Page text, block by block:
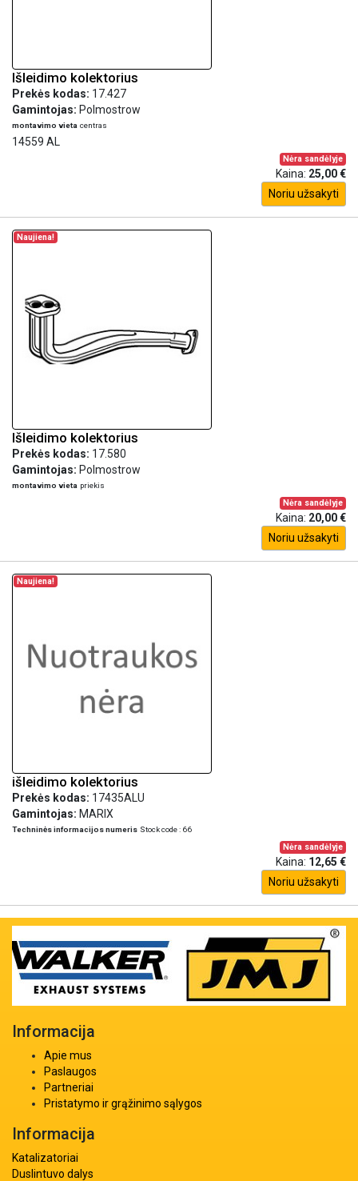
Išleidimo kolektorius
Prekės kodas: 17.427
Gamintojas: Polmostrow
montavimo vieta centras
14559 AL
Nėra sandėlyje
Kaina: 25,00 €
Noriu užsakyti
Naujiena!
Išleidimo kolektorius
Prekės kodas: 17.580
Gamintojas: Polmostrow
montavimo vieta priekis
Nėra sandėlyje
Kaina: 20,00 €
Noriu užsakyti
Naujiena!
išleidimo kolektorius
Prekės kodas: 17435ALU
Gamintojas: MARIX
Techninės informacijos numeris Stock code : 66
Nėra sandėlyje
Kaina: 12,65 €
Noriu užsakyti
Informacija
Apie mus
Paslaugos
Partneriai
Pristatymo ir grąžinimo sąlygos
Informacija
Katalizatoriai
Duslintuvo dalys